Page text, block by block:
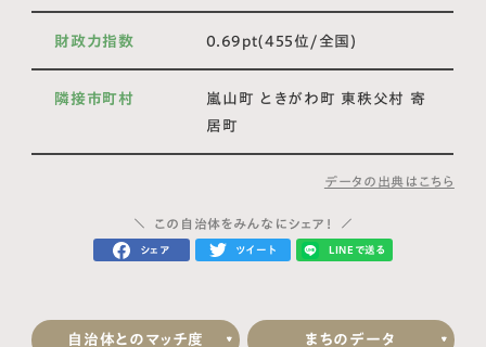
財政力指数 0.69pt(455位/全国)
隣接市町村
嵐山町 ときがわ町 東秩父村 寄
居町
データの出典はこちら
この自治体をみんなにシェア！
シェア ツイート LINEで送る
自治体とのマッチ度 まちのデータ